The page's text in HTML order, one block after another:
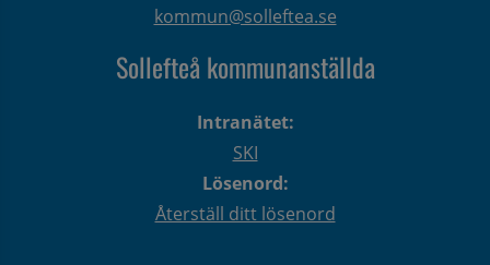
kommun@solleftea.se
Sollefteå kommunanställda
Intranätet:
SKI
Lösenord:
Återställ ditt lösenord